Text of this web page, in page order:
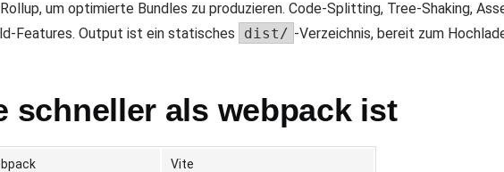
um optimierte Bundles zu produzieren. Code-Splitting, Tree-Shaking,
Features. Output ist ein statisches
dist/ -Verzeichnis, bereit zum
schneller als webpack ist
Vite